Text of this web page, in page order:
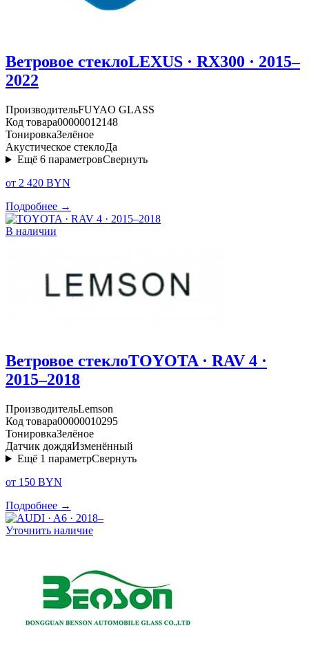
Ветровое стеклоLEXUS · RX300 · 2015–
2022
ПроизводительFUYAO GLASS
Код товара00000012148
ТонировкаЗелёное
Акустическое стеклоДа
Ещё 6 параметровСвернуть
от 2 420 BYN
Подробнее →
В наличии
Ветровое стеклоTOYOTA · RAV 4 ·
2015–2018
ПроизводительLemson
Код товара00000010295
ТонировкаЗелёное
Датчик дождяИзменённый
Ещё 1 параметрСвернуть
от 150 BYN
Подробнее →
Уточнить наличие